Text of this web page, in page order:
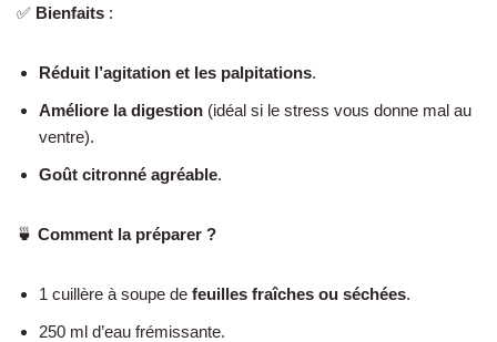
✅ Bienfaits :
Réduit l’agitation et les palpitations.
Améliore la digestion (idéal si le stress vous donne mal au
ventre).
Goût citronné agréable.
🍵 Comment la préparer ?
1 cuillère à soupe de feuilles fraîches ou séchées.
250 ml d’eau frémissante.